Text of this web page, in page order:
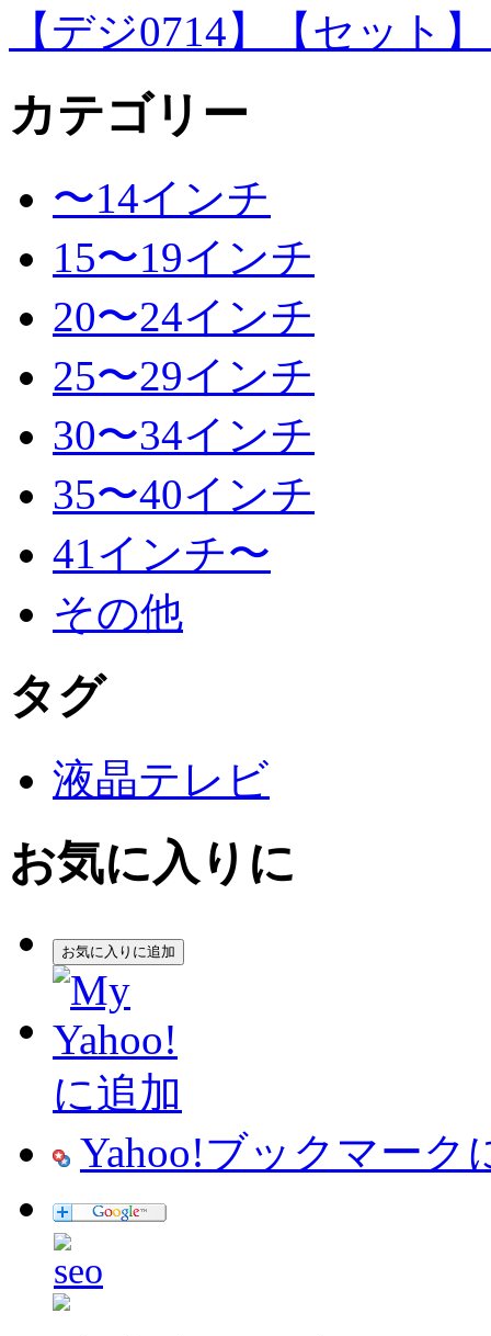
【デジ0714】【セット
カテゴリー
〜14インチ
15〜19インチ
20〜24インチ
25〜29インチ
30〜34インチ
35〜40インチ
41インチ〜
その他
タグ
液晶テレビ
お気に入りに
Yahoo!ブックマーク